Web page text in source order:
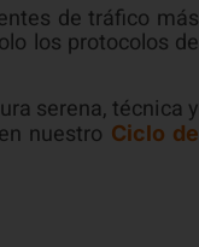
de tráfico más
los protocolos de
serena, técnica y
nuestro Ciclo de